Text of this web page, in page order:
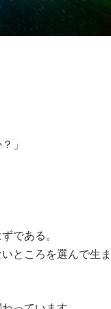
」
である。
ところを選んで生ま